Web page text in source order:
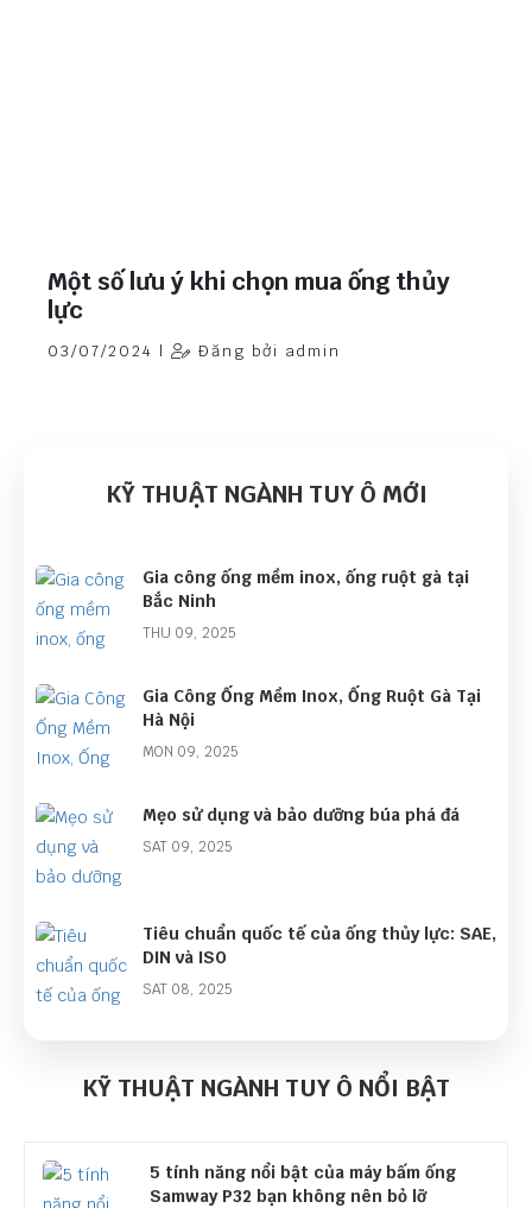
Một số lưu ý khi chọn mua ống thủy
lực
03/07/2024 | Đăng bởi admin
KỸ THUẬT NGÀNH TUY Ô MỚI
Gia công ống mềm inox, ống ruột gà tại
Bắc Ninh
THU 09, 2025
Gia Công Ống Mềm Inox, Ống Ruột Gà Tại
Hà Nội
MON 09, 2025
Mẹo sử dụng và bảo dưỡng búa phá đá
SAT 09, 2025
Tiêu chuẩn quốc tế của ống thủy lực: SAE,
DIN và ISO
SAT 08, 2025
lực
MON 08, 2025
KỸ THUẬT NGÀNH TUY Ô NỔI BẬT
5 tính năng nổi bật của máy bấm ống
Samway P32 bạn không nên bỏ lỡ